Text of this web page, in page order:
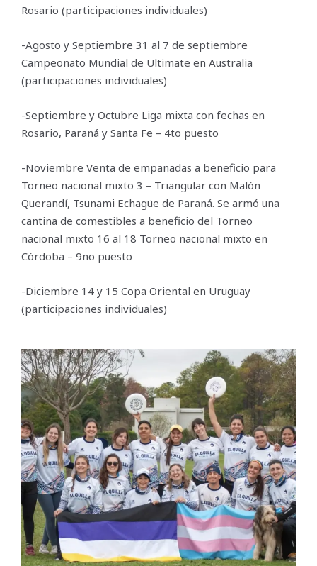
Rosario (participaciones individuales)
-Agosto y Septiembre 31 al 7 de septiembre
Campeonato Mundial de Ultimate en Australia
(participaciones individuales)
-Septiembre y Octubre Liga mixta con fechas en
Rosario, Paraná y Santa Fe – 4to puesto
-Noviembre Venta de empanadas a beneficio para
Torneo nacional mixto 3 – Triangular con Malón
Querandí, Tsunami Echagüe de Paraná. Se armó una
cantina de comestibles a beneficio del Torneo
nacional mixto 16 al 18 Torneo nacional mixto en
Córdoba – 9no puesto
-Diciembre 14 y 15 Copa Oriental en Uruguay
(participaciones individuales)